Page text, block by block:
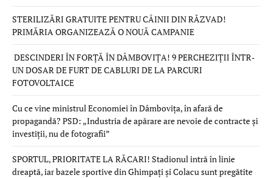
STERILIZĂRI GRATUITE PENTRU CÂINII DIN RĂZVAD!
PRIMĂRIA ORGANIZEAZĂ O NOUĂ CAMPANIE
DESCINDERI ÎN FORȚĂ ÎN DÂMBOVIȚA! 9 PERCHEZIȚII ÎNTR-
UN DOSAR DE FURT DE CABLURI DE LA PARCURI
FOTOVOLTAICE
Cu ce vine ministrul Economiei în Dâmbovița, în afară de
propagandă? PSD: „Industria de apărare are nevoie de contracte și
investiții, nu de fotografii”
SPORTUL, PRIORITATE LA RĂCARI! Stadionul intră în linie
dreaptă, iar bazele sportive din Ghimpați și Colacu sunt pregătite